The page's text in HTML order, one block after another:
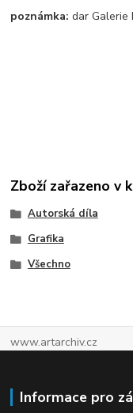
poznámka: dar Galerie
Zboží zařazeno v
Autorská díla
Grafika
Všechno
www.artarchiv.cz
Informace pro